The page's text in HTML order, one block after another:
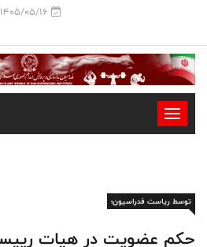
1405/05/16
-
-
-
توسط ریاست فدراسیون؛
حکم عضویت در هیات